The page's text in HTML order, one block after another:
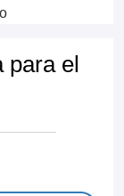
para el